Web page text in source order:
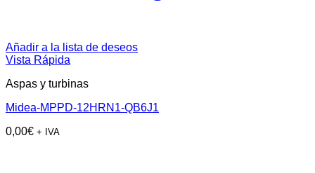
Añadir a la lista de deseos
Vista Rápida
Aspas y turbinas
Midea-MPPD-12HRN1-QB6J1
0,00€ + IVA